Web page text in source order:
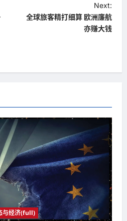
Next:
全球旅客精打细算 欧洲廉航
亦赚大钱
与经济(full)